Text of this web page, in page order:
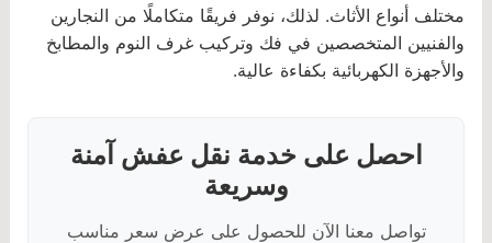
مختلف أنواع الأثاث. لذلك، نوفر فريقًا متكاملًا من النجارين
والفنيين المتخصصين في فك وتركيب غرف النوم والمطابخ
والأجهزة الكهربائية بكفاءة عالية.
احصل على خدمة نقل عفش آمنة
وسريعة
تواصل معنا الآن للحصول على عرض سعر مناسب